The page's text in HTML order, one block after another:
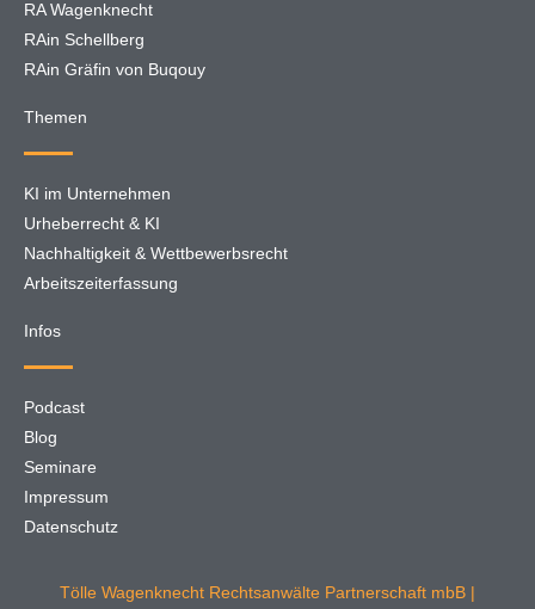
RA Wagenknecht
RAin Schellberg
RAin Gräfin von Buqouy
Themen
KI im Unternehmen
Urheberrecht & KI
Nachhaltigkeit & Wettbewerbsrecht
Arbeitszeiterfassung
Infos
Podcast
Blog
Seminare
Impressum
Datenschutz
Tölle Wagenknecht Rechtsanwälte Partnerschaft mbB |